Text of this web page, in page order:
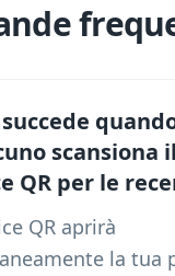
succede
scansiona
QR per le
QR aprirà
la tua